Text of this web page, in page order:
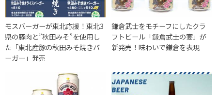
モスバーガーが東北応援！東北3
県の豚肉と”秋田みそ”を使用し
た「東北産豚の秋田みそ焼きバ
ーガー」発売
鎌倉武士をモチーフにしたクラ
フトビール「鎌倉武士の宴」が
新発売！味わいで鎌倉を表現